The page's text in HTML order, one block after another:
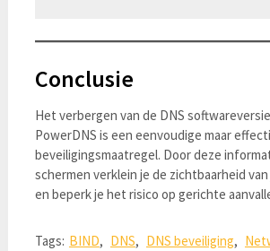
Conclusie
Het verbergen van de DNS
PowerDNS is een eenvoudige maar
beveiligingsmaatregel. Door deze
schermen verklein je de zichtbaarheid
en beperk je het risico op gerichte
Tags: BIND, DNS, DNS beveiliging,